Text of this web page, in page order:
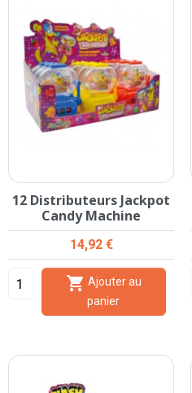
12 Distributeurs Jackpot
Candy Machine
Prix
14,92 €

panier